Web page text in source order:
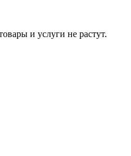
и услуги не растут.